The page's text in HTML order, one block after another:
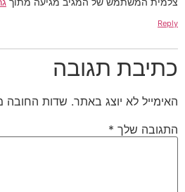
Reply
כתיבת תגובה
האימייל לא יוצג באתר. שדות החובה
התגובה שלך *